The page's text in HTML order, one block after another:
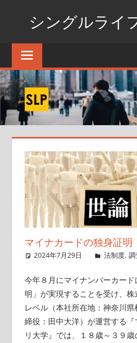
へ
ス
キ
ッ
シングルライ
独
活
た
め
マイナカードの独身証明
2024年7月29日 法制度,
今年８月にマイナンバーカー
明」が実現することを受け、株
レベル（本社所在地：神奈川
締役：田中大洋）が運営する
リ大学』では、１８歳～３９歳